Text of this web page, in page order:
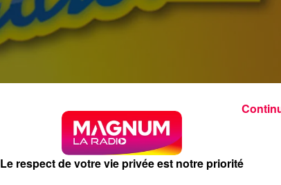
Le respect de votre vie privée est notre priorité